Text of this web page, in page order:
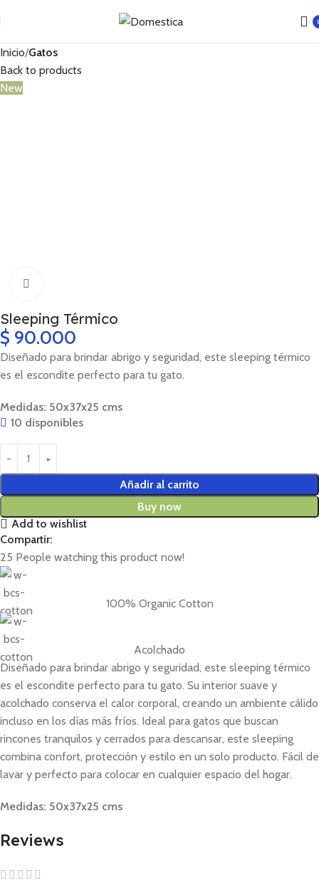
Inicio Gatos
Back to products
New
Sleeping Térmico
$ 90.000
Diseñado para brindar abrigo y seguridad, este sleeping térmico
es el escondite perfecto para tu gato.
Medidas: 50x37x25 cms
10 disponibles
Añadir al carrito
Buy now
Add to wishlist
Compartir:
25 People watching this product now!
100% Organic Cotton
Acolchado
Diseñado para brindar abrigo y seguridad, este sleeping térmico
es el escondite perfecto para tu gato. Su interior suave y
acolchado conserva el calor corporal, creando un ambiente cálido
incluso en los días más fríos. Ideal para gatos que buscan
rincones tranquilos y cerrados para descansar, este sleeping
combina confort, protección y estilo en un solo producto. Fácil de
lavar y perfecto para colocar en cualquier espacio del hogar.
Medidas: 50x37x25 cms
Reviews